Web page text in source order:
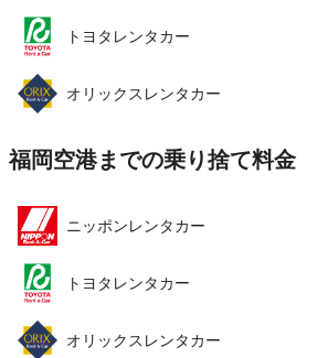
トヨタレンタカー
オリックスレンタカー
福岡空港までの乗り捨て料金
ニッポンレンタカー
トヨタレンタカー
オリックスレンタカー